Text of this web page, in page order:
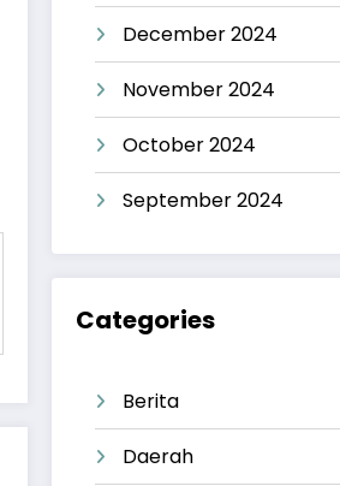
December 2024
November 2024
October 2024
September 2024
Categories
Berita
Daerah